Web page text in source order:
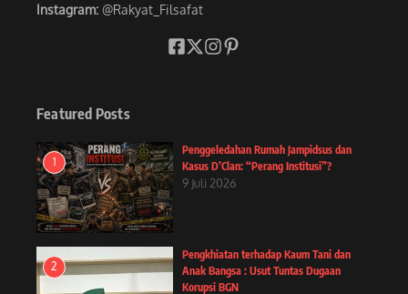
Instagram: @Rakyat_Filsafat
Featured Posts
1
Penggeledahan Rumah Jampidsus dan
Kasus D’Clan: “Perang Institusi”?
9 Juli 2026
2
Pengkhiatan terhadap Kaum Tani dan
Anak Bangsa : Usut Tuntas Dugaan
Korupsi BGN